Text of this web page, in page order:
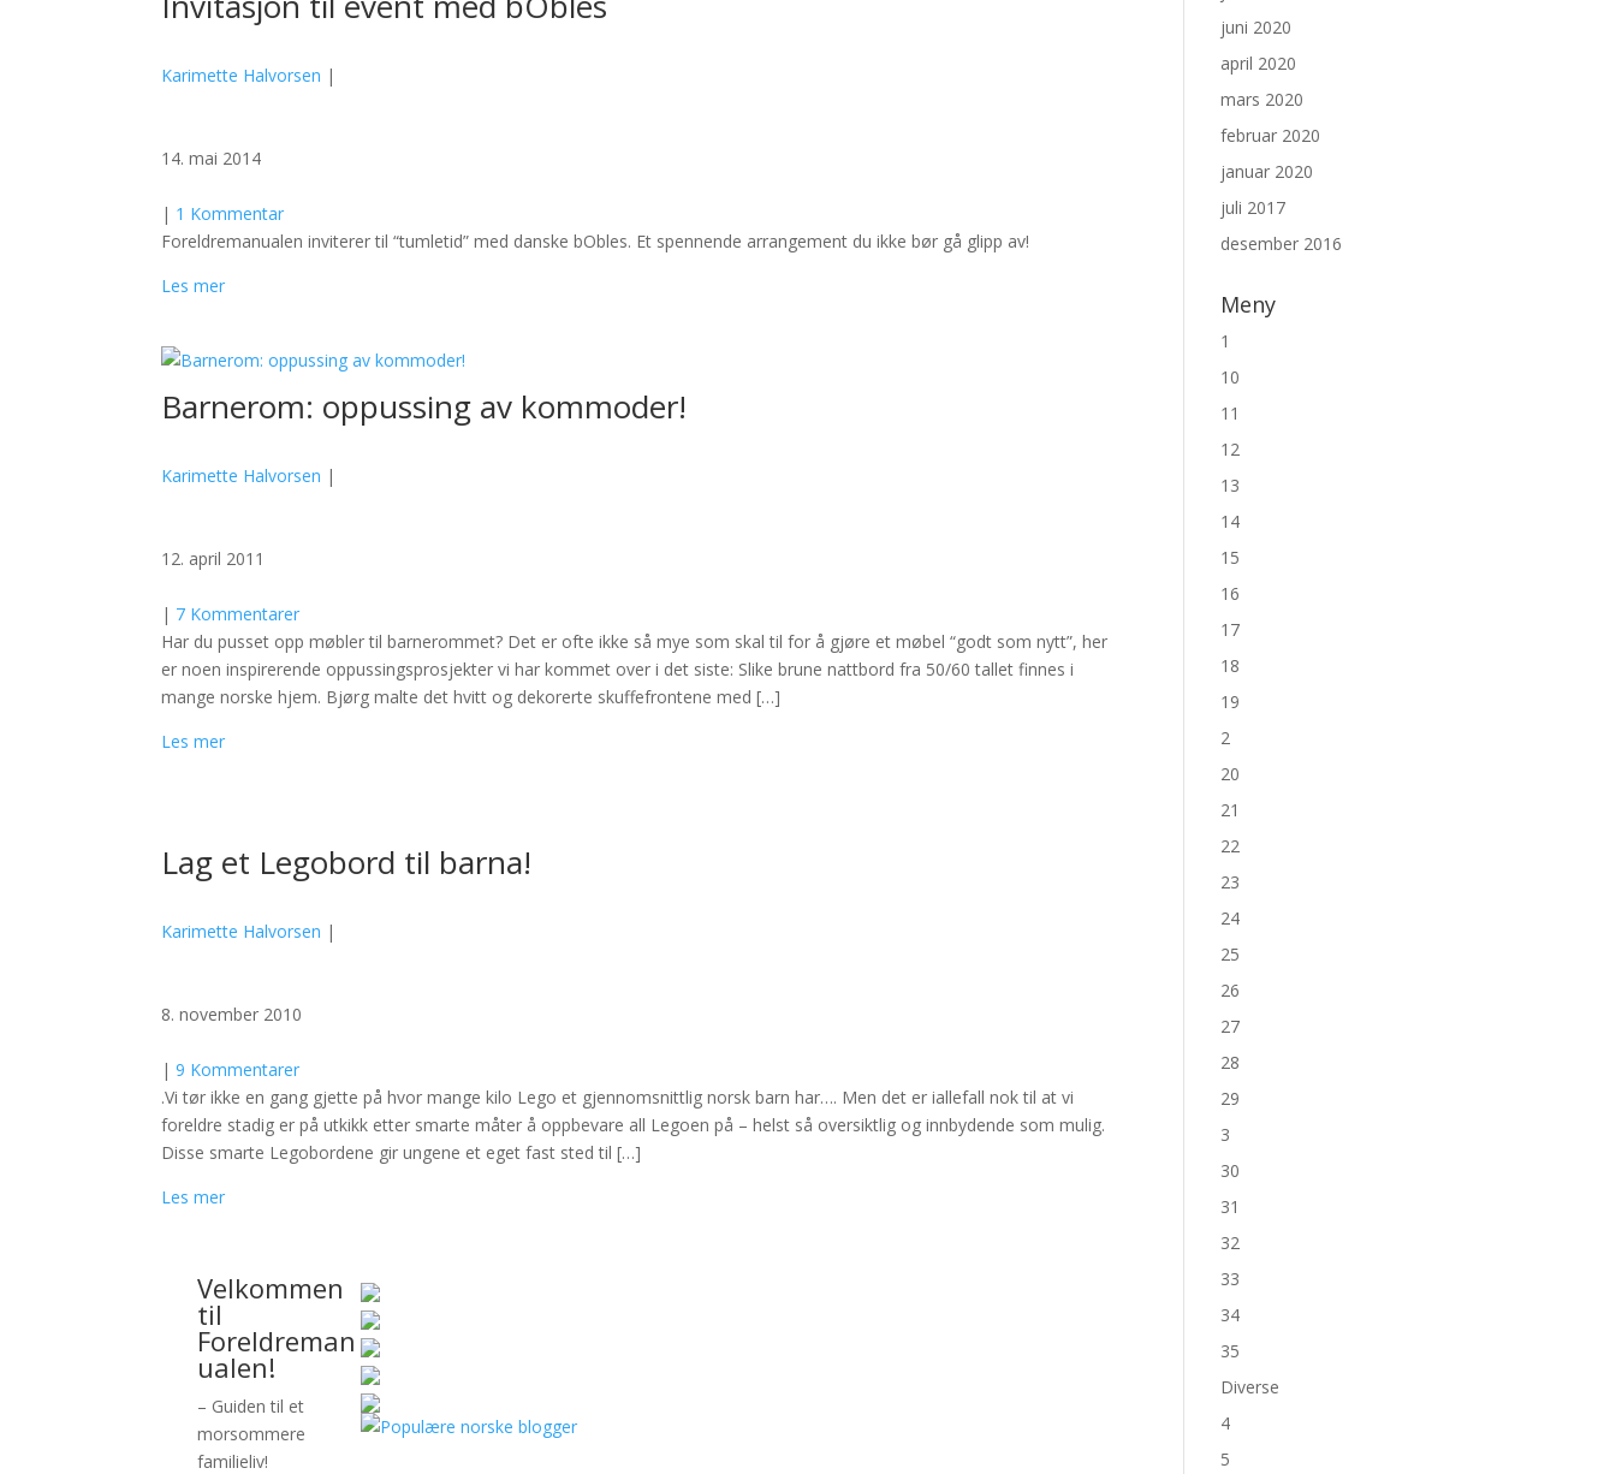
Karimette Halvorsen |
14. mai 2014
| 1 Kommentar
Foreldremanualen inviterer til “tumletid” med danske bObles. Et spennende arrangement du ikke bør gå glipp av!
Les mer
Barnerom: oppussing av kommoder!
Karimette Halvorsen |
12. april 2011
| 7 Kommentarer
Har du pusset opp møbler til barnerommet? Det er ofte ikke så mye som skal til for å gjøre et møbel “godt som nytt”, her
er noen inspirerende oppussingsprosjekter vi har kommet over i det siste: Slike brune nattbord fra 50/60 tallet finnes i
mange norske hjem. Bjørg malte det hvitt og dekorerte skuffefrontene med […]
Les mer
Lag et Legobord til barna!
Karimette Halvorsen |
8. november 2010
|9 Kommentarer
.Vi tør ikke en gang gjette på hvor mange kilo Lego et gjennomsnittlig norsk barn har…. Men det er iallefall nok til at vi
foreldre stadig er på utkikk etter smarte måter å oppbevare all Legoen på – helst så oversiktlig og innbydende som mulig.
Disse smarte Legobordene gir ungene et eget fast sted til […]
Les mer
Velkommen
til
Foreldreman
ualen!
– Guiden til et
morsommere
familieliv!
juni 2020
april 2020
mars 2020
februar 2020
januar 2020
juli 2017
desember 2016
Meny
1
10
11
12
13
14
15
16
17
18
19
2
20
21
22
23
24
25
26
27
28
29
3
30
31
32
33
34
35
Diverse
4
5